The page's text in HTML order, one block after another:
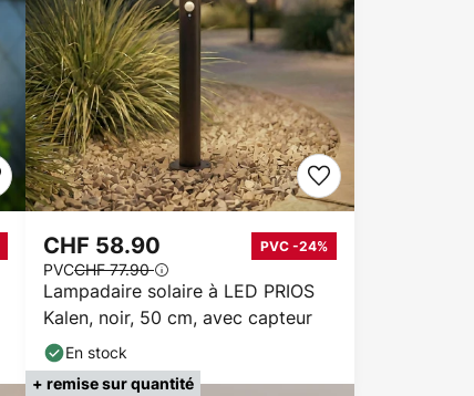
Lampadaire solaire à LED PRIOS
Kalen, noir, 50 cm, avec capteur
CHF 58.90 PVC -24%
PVCCHF 77.90
En stock
+ remise sur quantité